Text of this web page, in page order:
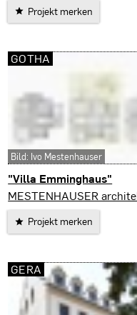
Projekt merken
"Villa Emminghaus"
Gotha
MESTENHAUSER
Projekt merken
GOTHA
Bild: Ivo Mestenhauser
GERA